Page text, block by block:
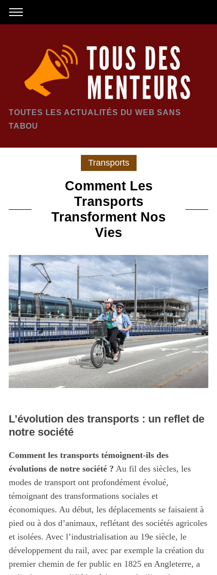
TOUTES LES ACTUALITÉS DU WEB SANS
TABOU
Transports
Comment Les
Transports
Transforment Nos
Vies
L’évolution des transports : un reflet de
notre société
Comment les transports témoignent-ils des
évolutions de notre société ? Au fil des siècles, les
modes de transport ont profondément évolué,
témoignant des transformations sociales et
économiques. Au début, les déplacements se faisaient à
pied ou à dos d’animaux, reflétant des sociétés agricoles
et isolées. Avec l’industrialisation au 19e siècle, le
développement du rail, avec par exemple la création du
premier chemin de fer public en 1825 en Angleterre, a